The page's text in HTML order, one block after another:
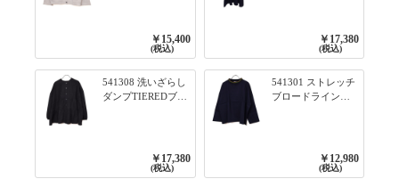
プルオーバー 101オ
フベージュ×ネイビ
ー／レッド
￥15,400
(税込)
ワンピース 79ネイ
￥17,380
(税込)
541308 洗いざらし
ダンプTIEREDブシ
￥17,380
(税込)
541301 ストレッチ
ブロードライン入
リブプルオーバー
79ネイビー
￥12,980
(税込)